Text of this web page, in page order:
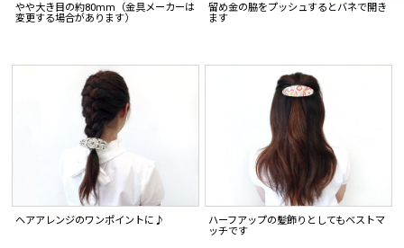
やや大き目の約80mm（金具メーカーは
変更する場合があります）
留め金の脇をプッシュするとバネで開き
ます
ヘアアレンジのワンポイントに♪
ハーフアップの髪飾りとしてもベストマ
ッチです